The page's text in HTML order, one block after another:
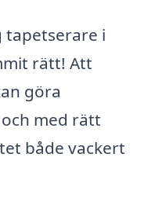
tapetserare i
rätt! Att
göra
med rätt
både vackert